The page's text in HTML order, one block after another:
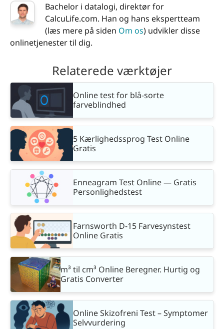
Bachelor i datalogi, direktør for
CalcuLife.com. Han og hans ekspertteam
(læs mere på siden Om os) udvikler disse
onlinetjenester til dig.
Relaterede værktøjer
Online test for blå-sorte
farveblindhed
5 Kærlighedssprog Test Online
Gratis
Enneagram Test Online — Gratis
Personlighedstest
Farnsworth D-15 Farvesynstest
Online Gratis
m³ til cm³ Online Beregner. Hurtig og
Gratis Converter
Online Skizofreni Test – Symptomer
Selvvurdering